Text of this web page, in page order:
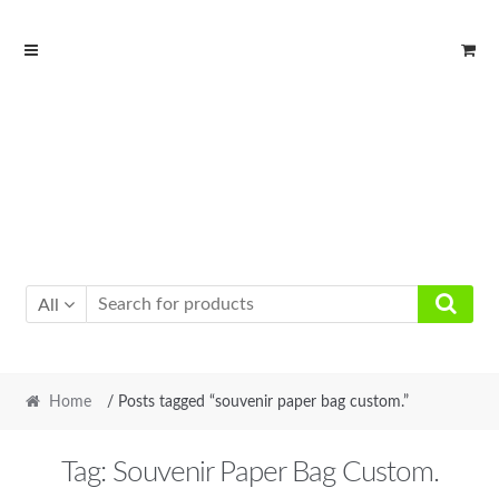
Skip
Skip
All
Home / Posts tagged “souvenir paper bag custom.”
Tag: Souvenir Paper Bag Custom.